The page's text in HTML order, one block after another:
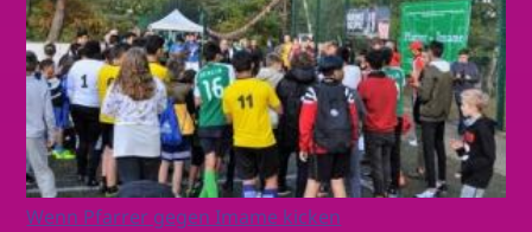
Wenn Pfarrer gegen Imame kicken